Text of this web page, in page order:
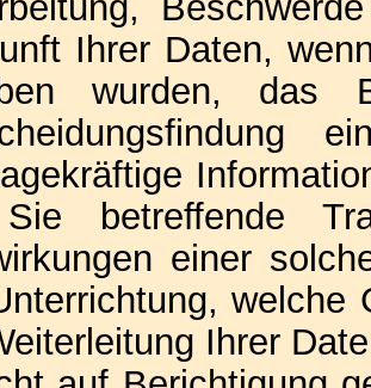
Ihrer Daten,
wurden, das
betreffende
einer
welche
Ihrer